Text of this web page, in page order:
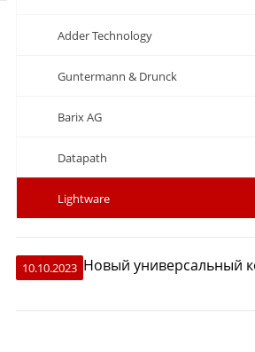
Adder Technology
Guntermann & Drunck
Barix AG
Datapath
Lightware
10.10.2023 Новый универсальный